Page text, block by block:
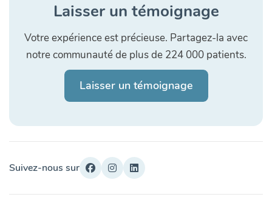
Laisser un témoignage
Votre expérience est précieuse. Partagez-la avec
notre communauté de plus de 224 000 patients.
Laisser un témoignage
Suivez-nous sur